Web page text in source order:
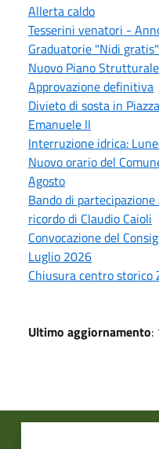
Allerta caldo
Tesserini venatori -
Graduatorie "Nidi
Nuovo Piano
Approvazione definitiva
Divieto di sosta in
Emanuele II
Interruzione idrica:
Nuovo orario del
Agosto
Bando di
ricordo di Claudio Caioli
Convocazione del
Luglio 2026
Chiusura centro storico
Ultimo aggiornamento: